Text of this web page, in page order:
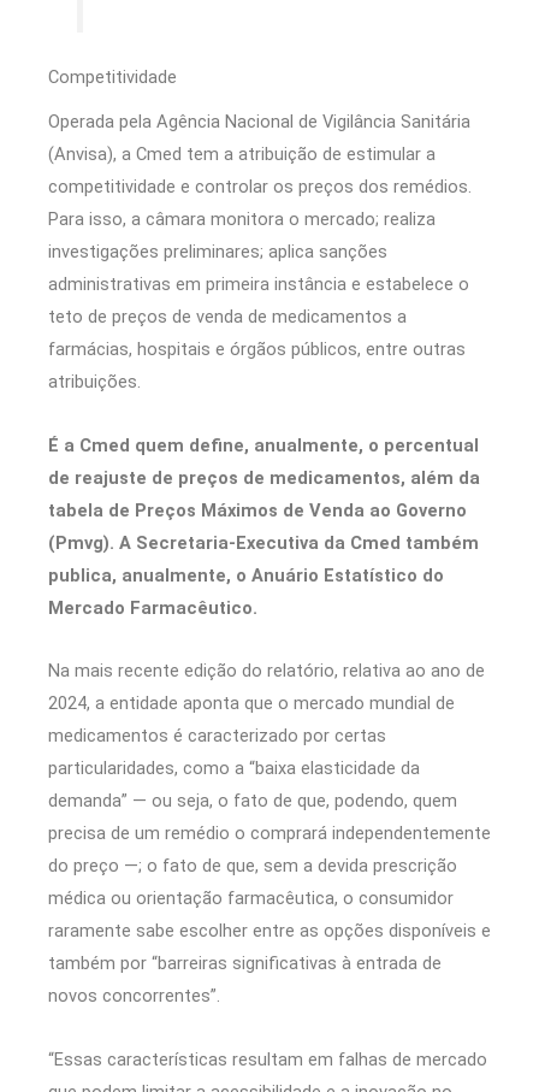
Competitividade
Operada pela Agência Nacional de Vigilância Sanitária
(Anvisa), a Cmed tem a atribuição de estimular a
competitividade e controlar os preços dos remédios.
Para isso, a câmara monitora o mercado; realiza
investigações preliminares; aplica sanções
administrativas em primeira instância e estabelece o
teto de preços de venda de medicamentos a
farmácias, hospitais e órgãos públicos, entre outras
atribuições.
É a Cmed quem define, anualmente, o percentual
de reajuste de preços de medicamentos, além da
tabela de Preços Máximos de Venda ao Governo
(Pmvg). A Secretaria-Executiva da Cmed também
publica, anualmente, o Anuário Estatístico do
Mercado Farmacêutico.
Na mais recente edição do relatório, relativa ao ano de
2024, a entidade aponta que o mercado mundial de
medicamentos é caracterizado por certas
particularidades, como a “baixa elasticidade da
demanda” — ou seja, o fato de que, podendo, quem
precisa de um remédio o comprará independentemente
do preço —; o fato de que, sem a devida prescrição
médica ou orientação farmacêutica, o consumidor
raramente sabe escolher entre as opções disponíveis e
também por “barreiras significativas à entrada de
novos concorrentes”.
“Essas características resultam em falhas de mercado